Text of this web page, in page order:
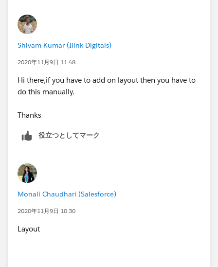
Shivam Kumar (Ilink Digitals)
2020年11月9日 11:48
Hi there,if you have to add on layout then you have to
do this manually.
Thanks
役立つとしてマーク
Monali Chaudhari (Salesforce)
2020年11月9日 10:30
Layout